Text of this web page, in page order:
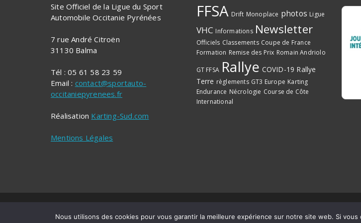
Site Officiel de la Ligue du Sport
Automobile Occitanie Pyrénées
7 rue André Citroën
31130 Balma
Tél : 05 61 58 23 59
Email : contact@sportauto-
occitaniepyrenees.fr
Réalisation Karting-Sud.com
Mentions Légales
FFSA Drift Monoplace photos Ligue
VHC Informations Newsletter
Officiels Classements Coupe de France
Formation Remise des Prix Romain Andriolo
GT FFSA Rallye COVID-19 Rallye
Terre règlements GT3 Europe Karting
Endurance Nécrologie Course de Côte
International
Copyright © 2026 - Ligue du Sport Automobile Occitanie Pyrénées
Nous utilisons des cookies pour vous garantir la meilleure expérience sur notre site web. Si